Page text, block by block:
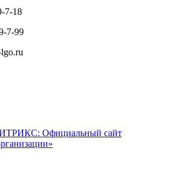
7-18
7-99
Официальный сайт